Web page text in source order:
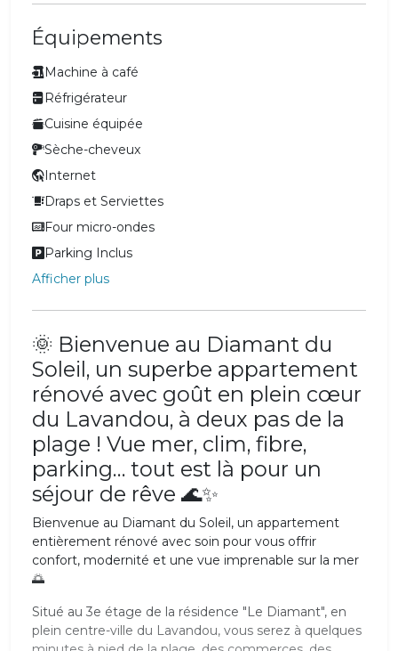
Équipements
Machine à café
Réfrigérateur
Cuisine équipée
Sèche-cheveux
Internet
Draps et Serviettes
Four micro-ondes
Parking Inclus
Afficher plus
🌞 Bienvenue au Diamant du
Soleil, un superbe appartement
rénové avec goût en plein cœur
du Lavandou, à deux pas de la
plage ! Vue mer, clim, fibre,
parking… tout est là pour un
séjour de rêve 🌊✨
Bienvenue au Diamant du Soleil, un appartement
entièrement rénové avec soin pour vous offrir
confort, modernité et une vue imprenable sur la mer
🌅
Situé au 3e étage de la résidence "Le Diamant", en
plein centre-ville du Lavandou, vous serez à quelques